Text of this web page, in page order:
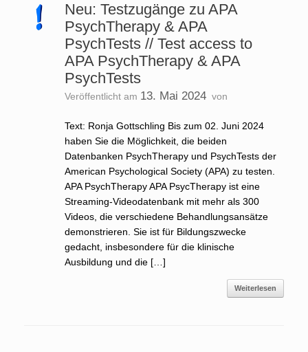
Neu: Testzugänge zu APA
PsychTherapy & APA
PsychTests // Test access to
APA PsychTherapy & APA
PsychTests
Veröffentlicht am 13. Mai 2024 von
Text: Ronja Gottschling Bis zum 02. Juni 2024
haben Sie die Möglichkeit, die beiden
Datenbanken PsychTherapy und PsychTests der
American Psychological Society (APA) zu testen.
APA PsychTherapy APA PsycTherapy ist eine
Streaming-Videodatenbank mit mehr als 300
Videos, die verschiedene Behandlungsansätze
demonstrieren. Sie ist für Bildungszwecke
gedacht, insbesondere für die klinische
Ausbildung und die […]
Weiterlesen